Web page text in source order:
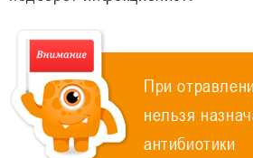
При
нельзя
антибиотики